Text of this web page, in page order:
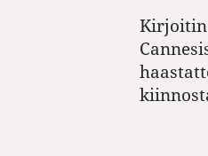
Kirjoitin